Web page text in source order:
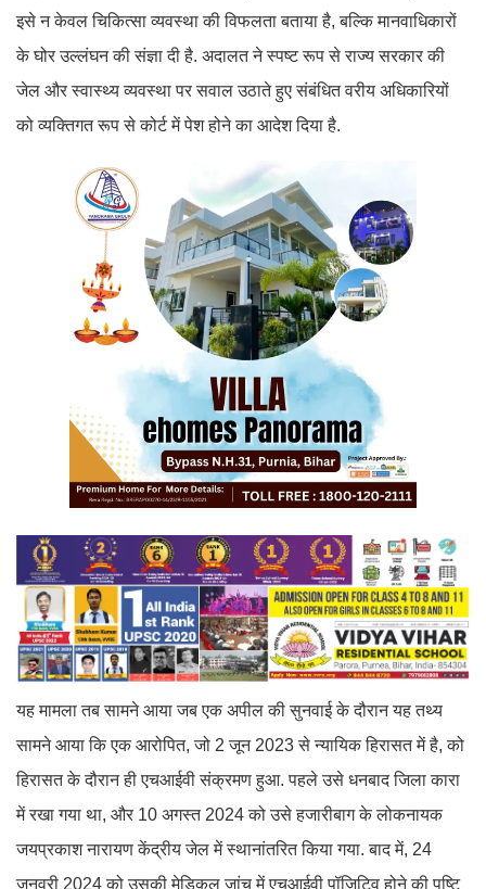
इसे न केवल चिकित्सा व्यवस्था की विफलता बताया है, बल्कि मानवाधिकारों
के घोर उल्लंघन की संज्ञा दी है. अदालत ने स्पष्ट रूप से राज्य सरकार की
जेल और स्वास्थ्य व्यवस्था पर सवाल उठाते हुए संबंधित वरीय अधिकारियों
को व्यक्तिगत रूप से कोर्ट में पेश होने का आदेश दिया है.
यह मामला तब सामने आया जब एक अपील की सुनवाई के दौरान यह तथ्य
सामने आया कि एक आरोपित, जो 2 जून 2023 से न्यायिक हिरासत में है, को
हिरासत के दौरान ही एचआईवी संक्रमण हुआ. पहले उसे धनबाद जिला कारा
में रखा गया था, और 10 अगस्त 2024 को उसे हजारीबाग के लोकनायक
जयप्रकाश नारायण केंद्रीय जेल में स्थानांतरित किया गया. बाद में, 24
जनवरी 2024 को उसकी मेडिकल जांच में एचआईवी पॉजिटिव होने की पुष्टि